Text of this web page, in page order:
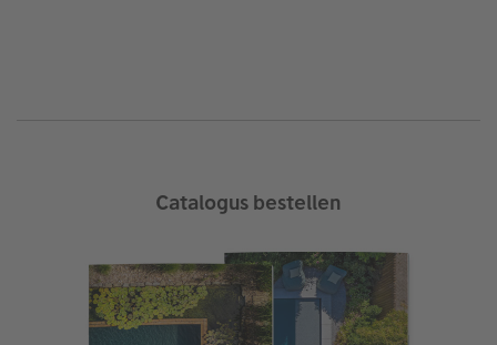
Catalogus bestellen